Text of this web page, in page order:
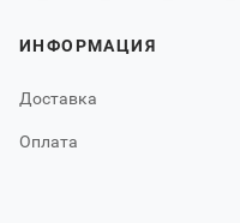
ИНФОРМАЦИЯ
Доставка
Оплата